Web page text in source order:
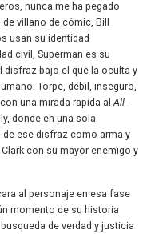
nunca me ha pegado
villano de cómic, Bill
usan su identidad
civil, Superman es su
disfraz bajo el que la oculta y
Torpe, débil, inseguro,
una mirada rapida alAll-
donde en una sola
ese disfraz como arma y
con su mayor enemigo y
al personaje en esa fase
momento de su historia
de verdad y justicia